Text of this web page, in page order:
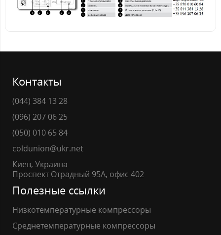
Контакты
(044) 384 13 28
(096) 207 06 25
(050) 010 65 84
coldunion@ukr.net
Киев, Украина
Проспект Отрадный 95А, офис 402
Полезные ссылки
Низкотемпературные компрессоры
Среднетемпературные компрессоры